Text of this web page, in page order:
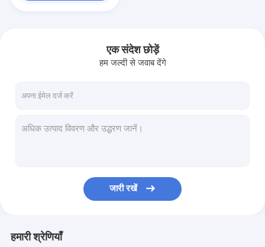
एक संदेश छोड़ें
हम जल्दी से जवाब देंगे
जारी रखें
हमारी श्रेणियाँ